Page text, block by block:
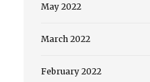
May 2022
March 2022
February 2022